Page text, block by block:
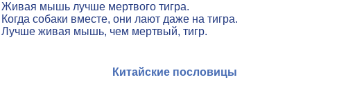
Живая мышь лучше мертвого тигра.
Когда собаки вместе, они лают даже на тигра.
Лучше живая мышь, чем мертвый, тигр.
Китайские пословицы